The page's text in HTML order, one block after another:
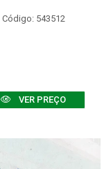
Código: 543512
VER PREÇO